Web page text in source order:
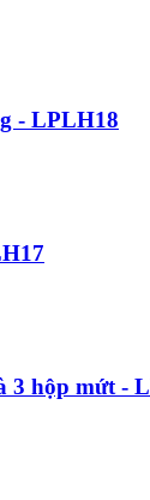
- LPLH18
3 hộp mứt -